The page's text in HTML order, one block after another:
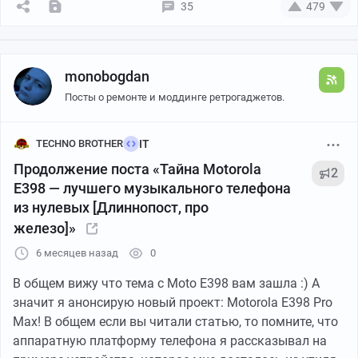
инфраструктура мониторинга сетевой среды
масштабе целой страны. С каждой новой блокировкой
они показывают,
работает ли блокировка
обходит.
5. Домены Telegram и WhatsApp в коде
сервисов, закодированы домены конкурентов:
main.telegram.orgиmmg.whatsapp.net.
В текущей версии они не используются.
Я не утверждаю, что проверка доступности Telegram
35 479
monobogdan
Посты о ремонте и моддинге ретрогаджетов.
TECHNO BROTHER IT
Продолжение поста «Тайна Motorola
E398 — лучшего музыкального телефона
из нулевых [Длиннопост, про
железо]»
2
6 месяцев назад 0
В общем вижу что тема с Moto E398 вам зашла :) А
значит я анонсирую новый проект: Motorola E398 Pro
Max! В общем если вы читали статью, то помните, что
аппаратную платформу телефона я рассказывал на